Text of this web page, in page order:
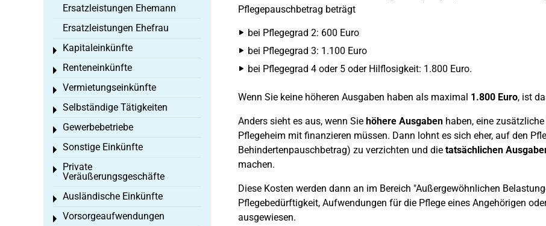
Pflegepauschbetrag beträgt
bei Pflegegrad 2: 600 Euro
bei Pflegegrad 3: 1.100 Euro
bei Pflegegrad 4 oder 5 oder Hilflosigkeit: 1.800 Euro.
Wenn Sie keine höheren Ausgaben haben als maximal 1.800 Euro, ist
Anders sieht es aus, wenn Sie höhere Ausgabenhaben, eine
Pflegeheim mit finanzieren müssen. Dann lohnt es sich eher, auf den
Behindertenpauschbetrag) zu verzichten und die tatsächlichen
machen.
Diese Kosten werden dann an im Bereich "Außergewöhnlichen
Pflegebedürftigkeit, Aufwendungen für die Pflege eines Angehörigen
ausgewiesen.
Ersatzleistungen Ehemann
Ersatzleistungen Ehefrau
Kapitaleinkünfte
Toggle menu
Renteneinkünfte
Toggle menu
Vermietungseinkünfte
Toggle menu
Selbständige Tätigkeiten
Toggle menu
Gewerbebetriebe
Toggle menu
Sonstige Einkünfte
Toggle menu
Private
Veräußerungsgeschäfte
Toggle menu
Ausländische Einkünfte
Toggle menu
Vorsorgeaufwendungen
Toggle menu